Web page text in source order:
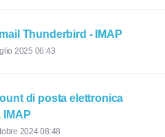
Thunderbird - IMAP
2025 06:43
di posta elettronica
IMAP
2024 08:48